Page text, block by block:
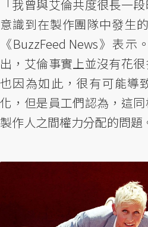
「我曾與艾倫共度很長一
意識到在製作團隊中發生
《BuzzFeed News》表
出，艾倫事實上並沒有花
也因為如此，很有可能導
化，但是員工們認為，這
製作人之間權力分配的問題